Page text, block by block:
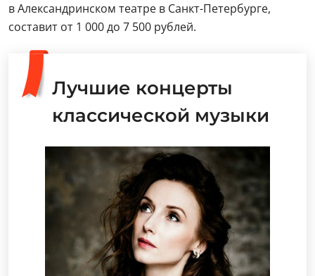
в Александринском театре в Санкт-Петербурге,
составит от 1 000 до 7 500 рублей.
Лучшие концерты
классической музыки